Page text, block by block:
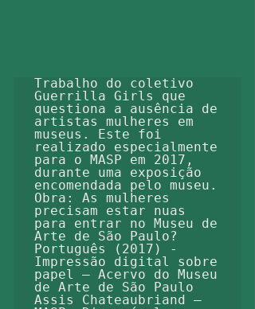
Trabalho do coletivo
Guerrilla Girls que
questiona a ausência de
artistas mulheres em
museus. Este foi
realizado especialmente
para o MASP em 2017,
durante uma exposição
encomendada pelo museu.
Obra: As mulheres
precisam estar nuas
para entrar no Museu de
Arte de São Paulo?
Português (2017) -
Impressão digital sobre
papel – Acervo do Museu
de Arte de São Paulo
Assis Chateaubriand –